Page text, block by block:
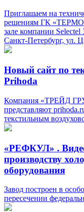
Приглашаем на
решениям ГК
зале компании Selectel
Санкт-Петербург, ул.
Новый сайт по
Prihoda
Компания «ТРЕЙД
представляют
текстильным
«РЕФКУЛ» .
производству
оборудования
Завод построен в
пересечении